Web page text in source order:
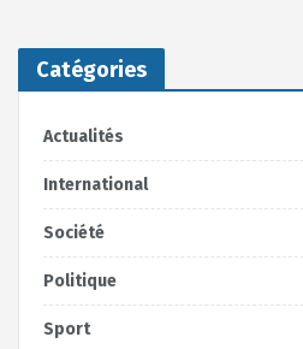
Catégories
Actualités
International
Société
Politique
Sport